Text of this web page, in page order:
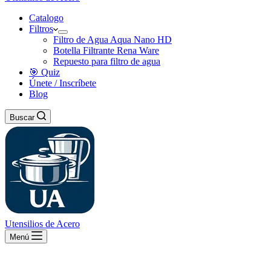
Catalogo
Filtros
Filtro de Agua Aqua Nano HD
Botella Filtrante Rena Ware
Repuesto para filtro de agua
🎯 Quiz
Únete / Inscríbete
Blog
Buscar
Utensilios de Acero
Menú